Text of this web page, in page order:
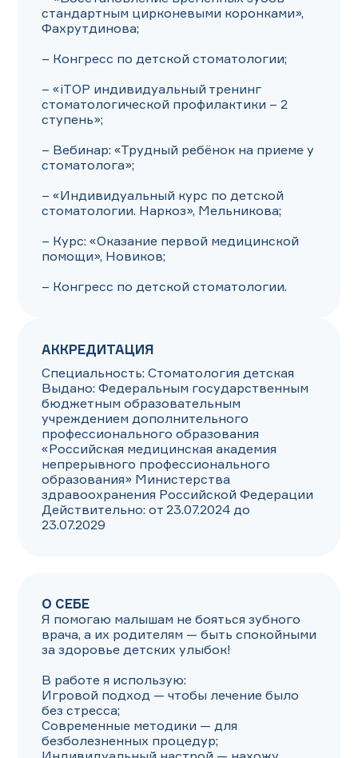
стандартным цирконевыми коронками»,
Фахрутдинова;
– Конгресс по детской стоматологии;
– «iTOP индивидуальный тренинг
стоматологической профилактики – 2
ступень»;
– Вебинар: «Трудный ребёнок на приеме у
стоматолога»;
– «Индивидуальный курс по детской
стоматологии. Наркоз», Мельникова;
– Курс: «Оказание первой медицинской
помощи», Новиков;
– Конгресс по детской стоматологии.
АККРЕДИТАЦИЯ
Специальность: Стоматология детская
Выдано: Федеральным государственным
бюджетным образовательным
учреждением дополнительного
профессионального образования
«Российская медицинская академия
непрерывного профессионального
образования» Министерства
здравоохранения Российской Федерации
Действительно: от 23.07.2024 до
23.07.2029
О СЕБЕ
Я помогаю малышам не бояться зубного
врача, а их родителям — быть спокойными
за здоровье детских улыбок!
В работе я использую:
Игровой подход — чтобы лечение было
без стресса;
Современные методики — для
безболезненных процедур;